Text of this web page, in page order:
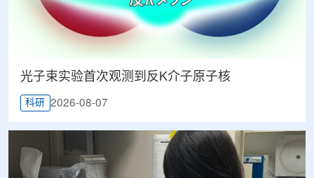
光子束实验首次观测到反K介子原子核
科研 2026-08-07